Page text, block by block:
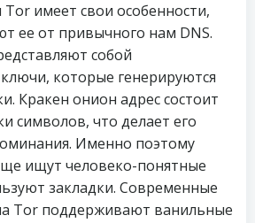
Tor имеет свои особенности,
ее от привычного нам DNS.
собой
которые генерируются
Кракен онион адрес состоит
символов, что делает его
Именно поэтому
ищут человеко-понятные
закладки. Современные
Tor поддерживают ванильные